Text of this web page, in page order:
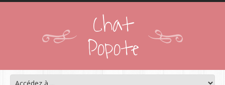
Chat
Popote